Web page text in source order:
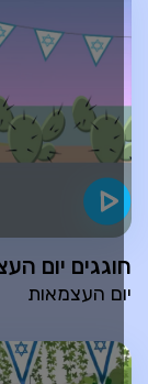
יום
העצמאות